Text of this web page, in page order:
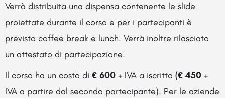
Verrà distribuita una dispensa contenente le slide
proiettate durante il corso e per i partecipanti è
previsto coffee break e lunch. Verrà inoltre rilasciato
un attestato di partecipazione.
Il corso ha un costo di € 600 + IVA a iscritto (€ 450 +
IVA a partire dal secondo partecipante). Per le aziende